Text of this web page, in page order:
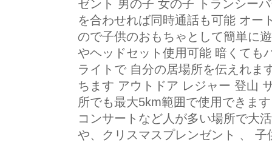
ゼント 男の子 女の子 トランシー
を合わせれば同時通話も可能 オー
ので子供のおもちゃとして簡単に
やヘッドセット使用可能 暗くても
ライトで 自分の居場所を伝えれま
ちます アウトドア レジャー 登山
所でも最大5km範囲で使用できま
コンサートなど人が多い場所で大
や、クリスマスプレンゼント 、